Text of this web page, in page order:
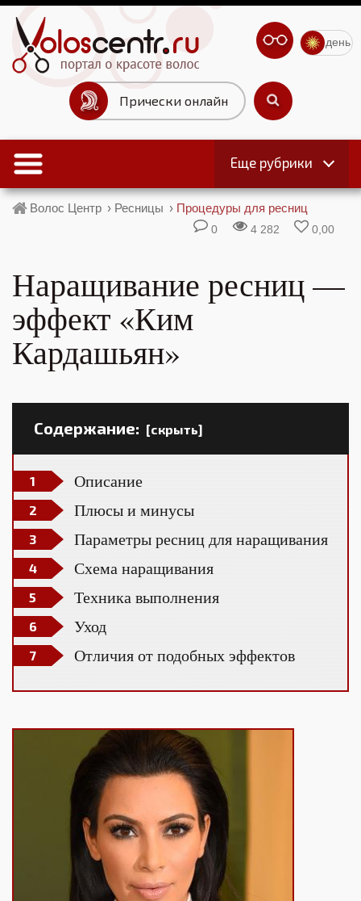
Прически онлайн
день
Еще рубрики
Волос Центр › Ресницы › Процедуры для ресниц
0 4 282 0,00
Наращивание ресниц —
эффект «Ким
Кардашьян»
Содержание: [скрыть]
Описание
Плюсы и минусы
Параметры ресниц для наращивания
Схема наращивания
Техника выполнения
Уход
Отличия от подобных эффектов